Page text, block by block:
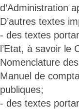
d’Administration
D’autres textes
- des textes
l’Etat, à savoir le
Nomenclature
Manuel de
publiques;
- des textes